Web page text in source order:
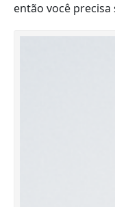
então você precisa